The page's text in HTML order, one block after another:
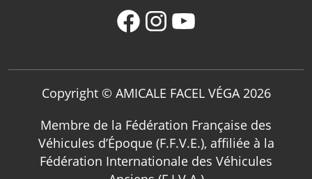
Copyright © AMICALE FACEL VÉGA 2026
Membre de la Fédération Française des
Véhicules d’Époque (F.F.V.E.), affiliée à la
Fédération Internationale des Véhicules